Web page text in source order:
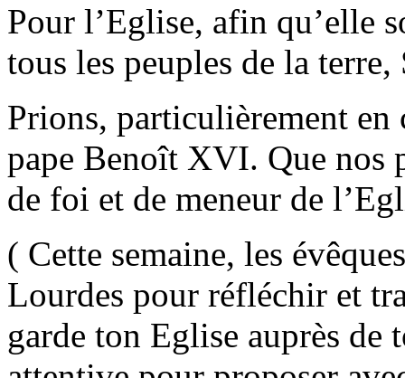
Pour l’Eglise, afin qu’elle
tous les peuples de la
Prions, particulièrement en
pape Benoît XVI. Que nos
de foi et de meneur de
( Cette semaine, les
Lourdes pour réfléchir et
garde ton Eglise auprès de